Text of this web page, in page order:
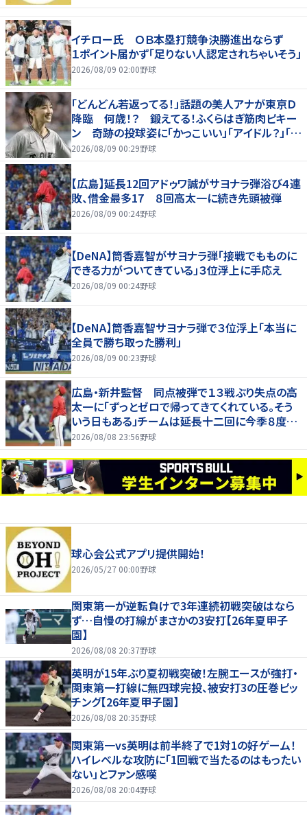
イチロー氏 ＯＢ本塁打競争決勝進出ならず
１ポイント届かず「足りない人認定されちゃいそう」
2026/08/09 02:00野球
「どんどん若返ってる！」話題の美人アナが東京Ｄ
降臨 何歳！？ 鍛えてる！ふくらはぎ筋肉ピキー
ン 奇跡の投球姿に「かっこいい」「アイドル？」「女
神」
2026/08/09 00:29野球
【広島】延長12回アドゥワ誠がサヨナラ弾浴び４連
敗、借金最多17 ８回高太一に続き先頭被弾
2026/08/09 00:24野球
【DeNA】筒香嘉智がサヨナラ弾「接戦でもものに
できる力がついてきている」３位浮上に手応え
2026/08/09 00:24野球
【DeNA】筒香嘉智サヨナラ弾で３位浮上「本当に
全員で勝ち取った勝利」
2026/08/09 00:23野球
広島・新井監督 同点被弾で１３戦ぶり失点の高
太一に「ずっとゼロで帰ってきてくれている。そう
いう日もある」チームは延長十二回に今季８度目
サヨナラ負け
2026/08/08 23:56野球
球心会公式アプリ提供開始！
2026/05/27 00:00野球
関東第一が逆転負けで3年連続初戦突破はなら
ず…自慢の打線がまさかの3安打【26年夏甲子
園】
2026/08/08 20:37野球
英明が15年ぶり夏初戦突破！左腕エースが強打・
関東第一打線に無四球完投、被安打3の圧巻ピッ
チング【26年夏甲子園】
2026/08/08 20:35野球
関東第一vs英明は前半終了で1対1の好ゲーム！
ハイレベルな攻防に「1回戦で当たるのはもったい
ない」とファン感嘆
2026/08/08 20:04野球